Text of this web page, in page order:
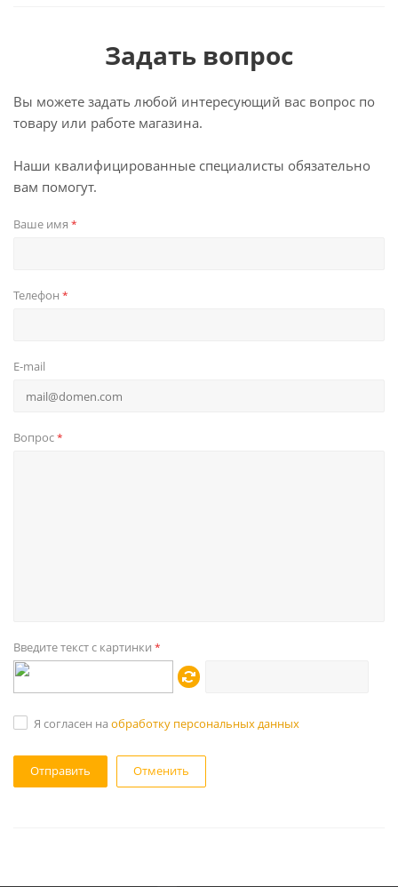
Задать вопрос
Вы можете задать любой интересующий вас вопрос по
товару или работе магазина.
Наши квалифицированные специалисты обязательно
вам помогут.
Ваше имя *
Телефон *
E-mail
Вопрос*
Введите текст с картинки *
Я согласен на обработку персональных данных
Отменить